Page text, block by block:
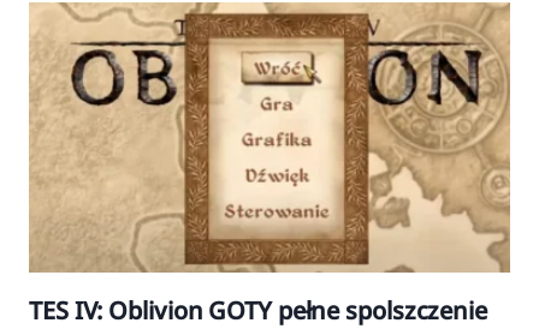
TES IV: Oblivion GOTY pełne spolszczenie